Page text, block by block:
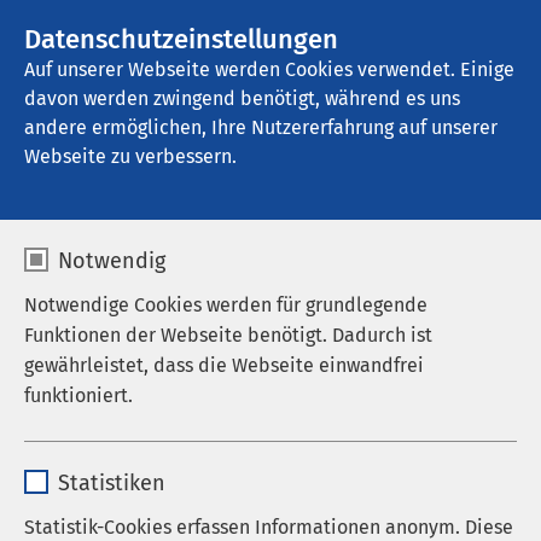
Datenschutzeinstellungen
Auf unserer Webseite werden Cookies verwendet. Einige
davon werden zwingend benötigt, während es uns
andere ermöglichen, Ihre Nutzererfahrung auf unserer
Webseite zu verbessern.
Notwendig
Notwendige Cookies werden für grundlegende
Funktionen der Webseite benötigt. Dadurch ist
gewährleistet, dass die Webseite einwandfrei
funktioniert.
Anbieter sgalinski
Statistiken
Statistik-Cookies erfassen Informationen anonym. Diese
AMEOS Klinikum Bernburg
Anfahrt
AMEOS Klinikum Bernburg
So finden Sie uns
Mit dem Auto über die A14
Aus Richtung Magdeburg: Abfahrt Bernburg und B71
Richtung Halle